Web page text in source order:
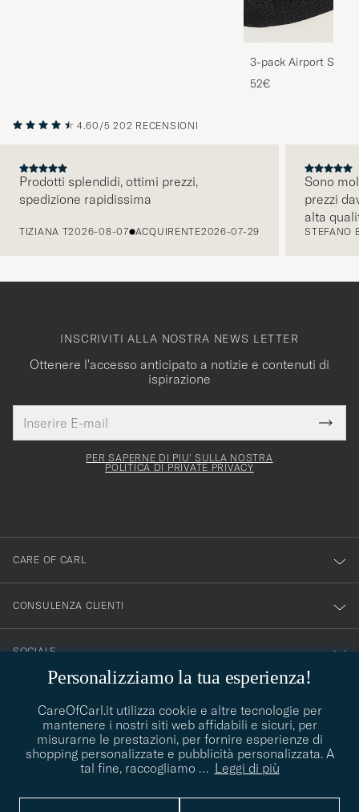
3-pack Airport
Melange
52€
PRECEDENTE
4.60/5 202 RECENSIONI
Prodotti splendidi, ottimi prezzi,
spedizione rapidissima
TIZIANA T2026-08-07 ACQUIRENTE2026-07-29
Sono
prezzi
alta
STEFANO
Personalizziamo la tua esperienza!
CareOfCarl.it utilizza cookie e altre tecnologie per
mantenere i nostri siti web affidabili e sicuri, per
misurarne le prestazioni, per fornire esperienze di
shopping personalizzate e pubblicità personalizzata. A
tal fine, raccogliamo … Leggi di più
INSCRIVITI ALLA NOSTRA NEWS LETTER
Ottenere l'accesso anticipato a notizie e contenuti di
ispirazione
E-
mail
Grazie
per
PER SAPERNE DI PIU' SULLA NOSTRA
POLITICA DI PRIVATE PRIVACY
CARE OF CARL
CONSULENZA CLIENTI
SOCIALE
contact@careofcarl.com
CONSIGLI DI STILE